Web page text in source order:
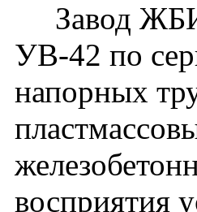
Завод ЖБИ
УВ-42 по
напорных
восприятия